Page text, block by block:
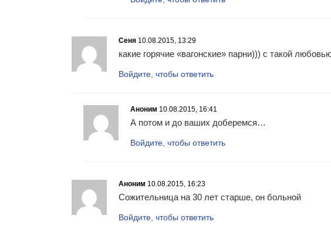
Сеня 10.08.2015, 13:29
какие горячие «вагонские» парни))) с такой
Войдите, чтобы ответить
Аноним 10.08.2015, 16:41
А потом и до ваших доберемся…
Войдите, чтобы ответить
Аноним 10.08.2015, 16:23
Сожительница на 30 лет старше, он больной
Войдите, чтобы ответить